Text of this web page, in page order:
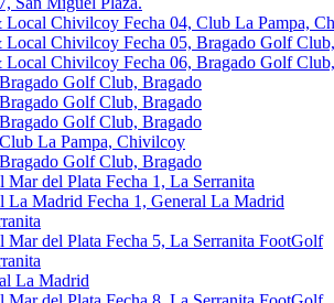
Chivilcoy Fecha 04, Club La Pampa,
Chivilcoy Fecha 05, Bragado Golf
Chivilcoy Fecha 06, Bragado Golf
Golf Club, Bragado
Golf Club, Bragado
Golf Club, Bragado
La Pampa, Chivilcoy
Golf Club, Bragado
del Plata Fecha 1, La Serranita
Madrid Fecha 1, General La Madrid
del Plata Fecha 5, La Serranita FootGolf
La Madrid